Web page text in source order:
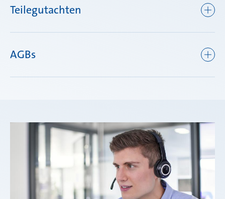
Teilegutachten
AGBs